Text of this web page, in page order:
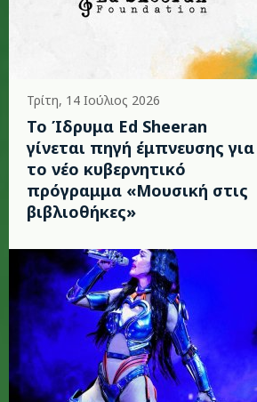
Τρίτη, 14 Ιούλιος 2026
Το Ίδρυμα Ed Sheeran
γίνεται πηγή έμπνευσης για
το νέο κυβερνητικό
πρόγραμμα «Μουσική στις
βιβλιοθήκες»